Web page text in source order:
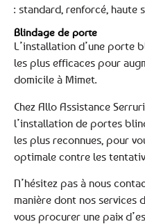
: standard, renforcé, haute
Blindage de porte
L’installation d’une porte
les plus efficaces pour
domicile à Mimet.
Chez Allo Assistance
l’installation de portes
les plus reconnues, pour
optimale contre les
N’hésitez pas à nous
manière dont nos services
vous procurer une paix